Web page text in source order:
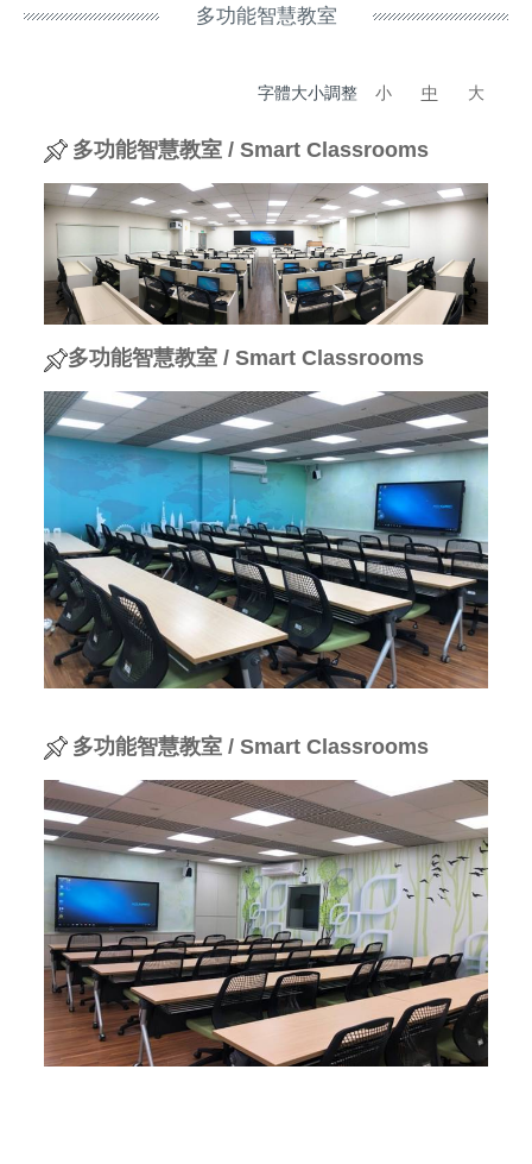
多功能智慧教室
字體大小調整 小 中 大
多功能智慧教室 / Smart Classrooms
多功能智慧教室 / Smart Classrooms
多功能智慧教室 / Smart Classrooms